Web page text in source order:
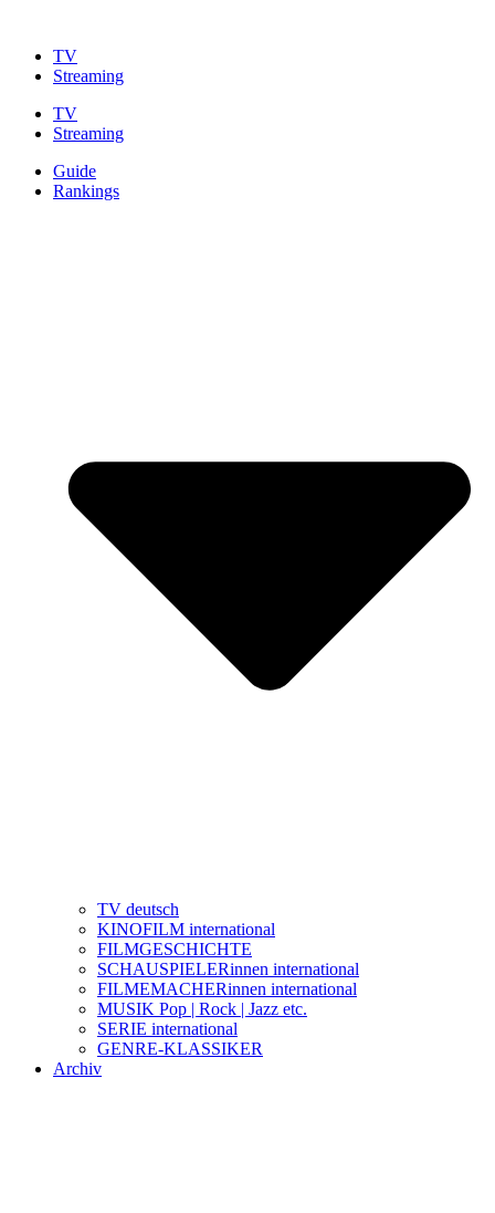
springenTV
Streaming
TV
Streaming
Guide
Rankings
TV deutsch
KINOFILM international
FILMGESCHICHTE
SCHAUSPIELERinnen international
FILMEMACHERinnen international
MUSIK Pop | Rock | Jazz etc.
SERIE international
GENRE-KLASSIKER
Archiv